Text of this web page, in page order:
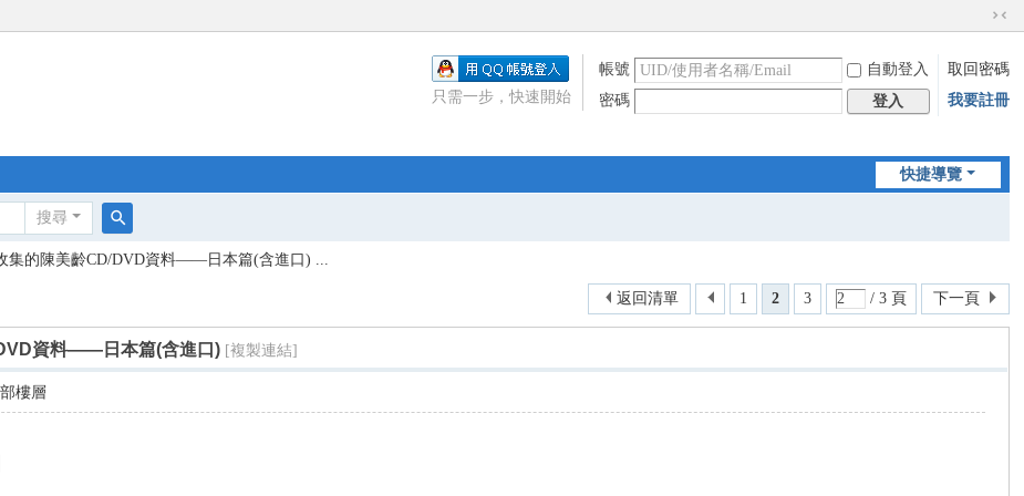
切
到
窄
帳號 自動登入
取回密碼
密碼
登入 我要註冊
只需一步，快速開始
快捷導覽
搜尋
搜
集的陳美齡CD/DVD資料——日本篇(含進口) ...
1 2 3 / 3 頁 下一頁
返回清單
資料——日本篇(含進口) [複製連結]
樓層